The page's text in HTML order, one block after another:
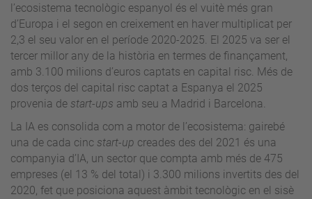
l’ecosistema tecnològic espanyol és el vuitè més gran
d’Europa i el segon en creixement en haver multiplicat per
2,3 el seu valor en el període 2020-2025. El 2025 va ser el
tercer millor any de la història en termes de finançament,
amb 3.100 milions d’euros captats en capital risc. Més de
dos terços del capital risc captat a Espanya el 2025
provenia de start-ups amb seu a Madrid i Barcelona.
La IA es consolida com a motor de l’ecosistema: gairebé
una de cada cinc start-up creades des del 2021 és una
companyia d’IA, un sector que compta amb més de 475
empreses (el 13 % del total) i 3.300 milions invertits des del
2020, fet que posiciona aquest àmbit tecnològic en el sisè